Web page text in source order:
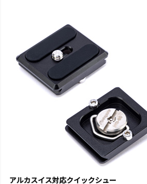
アルカスイス対応クイックシュー